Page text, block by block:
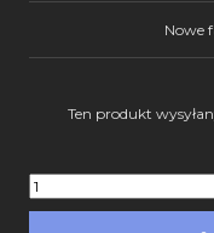
Nowe
Ten produkt